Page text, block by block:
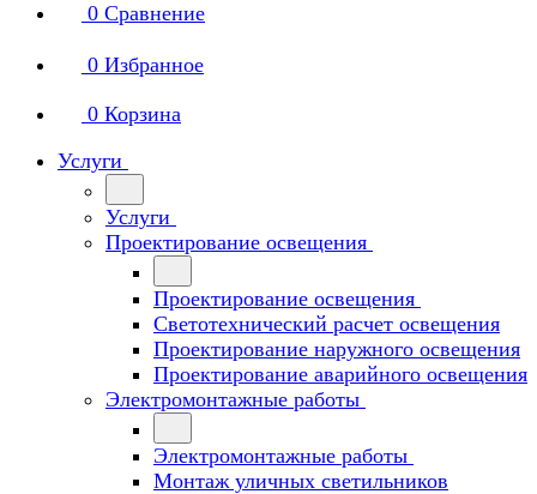
0 Сравнение
0 Избранное
0 Корзина
Услуги
Услуги
Проектирование освещения
Проектирование освещения
Светотехнический расчет освещения
Проектирование наружного освещения
Проектирование аварийного освещения
Электромонтажные работы
Электромонтажные работы
Монтаж уличных светильников